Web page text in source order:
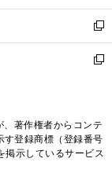
開
く
ウ
で
開
く
ン
ド
ウ
で
ウ
ィ
ン
ド
く
新
し
い
ド
ウ
で
新
ィ
ン
ド
著作権者からコンテ
す登録商標（登録番号
示しているサービス